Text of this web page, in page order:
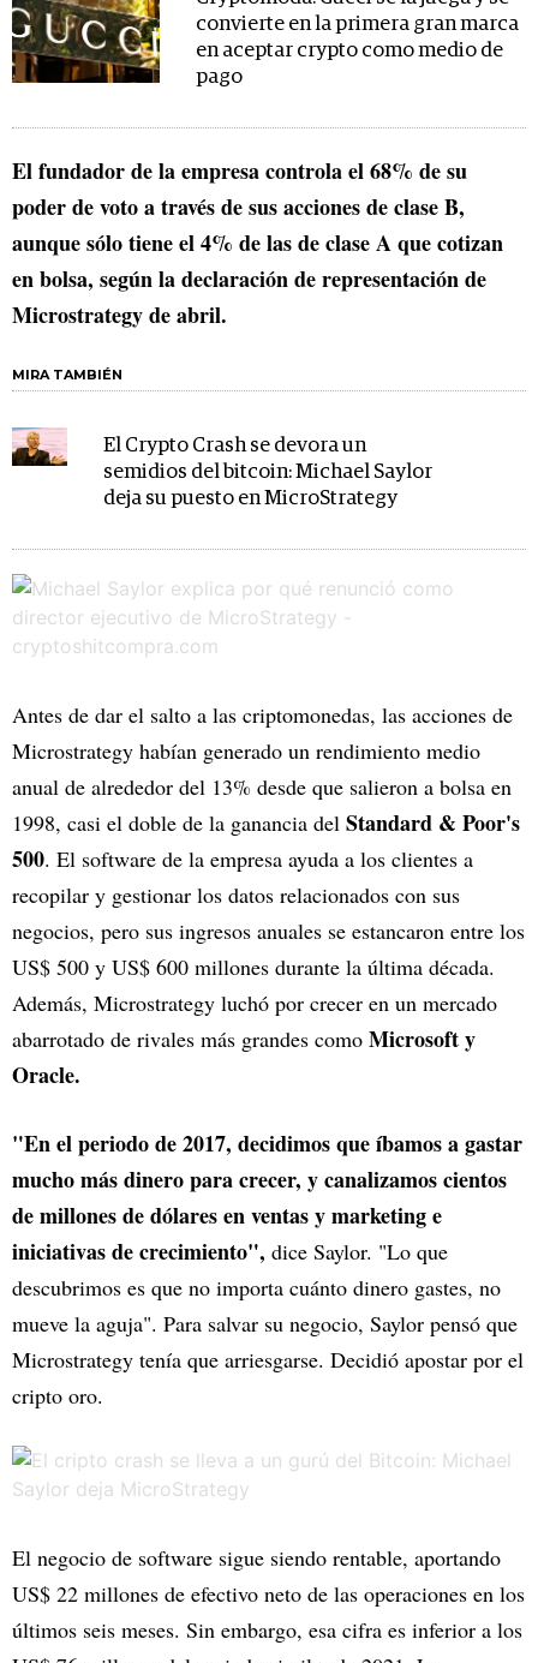
convierte en la primera gran marca
en aceptar crypto como medio de
pago
El fundador de la empresa controla el 68% de su
poder de voto a través de sus acciones de clase B,
aunque sólo tiene el 4% de las de clase A que cotizan
en bolsa, según la declaración de representación de
Microstrategy de abril.
MIRA TAMBIÉN
El Crypto Crash se devora un
semidios del bitcoin: Michael Saylor
deja su puesto en MicroStrategy
Antes de dar el salto a las criptomonedas, las acciones de
Microstrategy habían generado un rendimiento medio
anual de alrededor del 13% desde que salieron a bolsa en
1998, casi el doble de la ganancia del Standard & Poor's
500. El software de la empresa ayuda a los clientes a
recopilar y gestionar los datos relacionados con sus
negocios, pero sus ingresos anuales se estancaron entre los
US$ 500 y US$ 600 millones durante la última década.
Además, Microstrategy luchó por crecer en un mercado
abarrotado de rivales más grandes como Microsoft y
Oracle.
"En el periodo de 2017, decidimos que íbamos a gastar
mucho más dinero para crecer, y canalizamos cientos
de millones de dólares en ventas y marketing e
iniciativas de crecimiento", dice Saylor. "Lo que
descubrimos es que no importa cuánto dinero gastes, no
mueve la aguja". Para salvar su negocio, Saylor pensó que
Microstrategy tenía que arriesgarse. Decidió apostar por el
cripto oro.
El negocio de software sigue siendo rentable, aportando
US$ 22 millones de efectivo neto de las operaciones en los
últimos seis meses. Sin embargo, esa cifra es inferior a los